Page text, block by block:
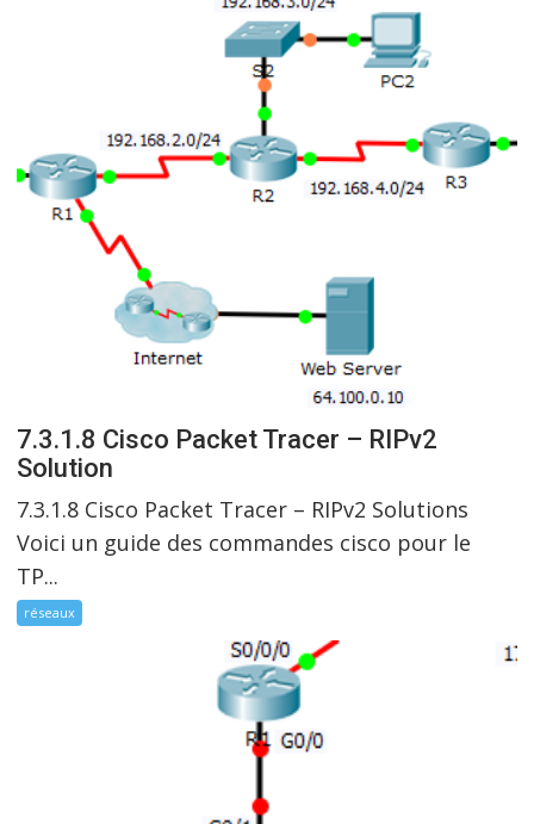
7.3.1.8 Cisco Packet Tracer – RIPv2
Solution
7.3.1.8 Cisco Packet Tracer – RIPv2 Solutions
Voici un guide des commandes cisco pour le
TP...
réseaux